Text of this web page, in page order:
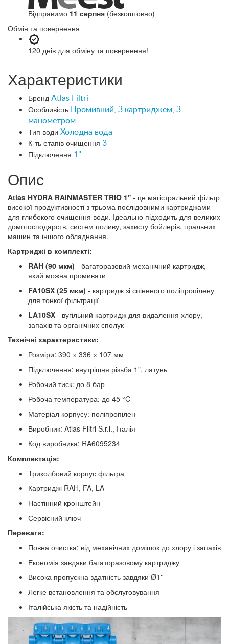
Відправимо 11 серпня (безкоштовно)
Обмін та повернення
120 днів для обміну та повернення!
Характеристики
Бренд Atlas Filtri
Особливість
Промивний, З картриджем, З
манометром
Тип води Холодна вода
К-ть етапів очищення 3
Підключення 1"
Опис
Atlas HYDRA RAINMASTER TRIO 1'' - це магістральний фільтр
високої продуктивності з трьома послідовними картриджами
для глибокого очищення води. Ідеально підходить для великих
домогосподарств, систем поливу, захисту бойлерів, пральних
машин та іншого обладнання.
Картриджі в комплекті:
RAH (90 мкм) - багаторазовий механічний картридж,
який можна промивати
FA10SX (25 мкм) - картридж зі спіненого поліпропілену
для тонкої фільтрації
LA10SX - вугільний картридж для видалення хлору,
запахів та органічних сполук
Технічні характеристики:
Розміри: 390 × 336 × 107 мм
Підключення: внутрішня різьба 1", латунь
Робочий тиск: до 8 бар
Робоча температура: до 45 °C
Матеріал корпусу: поліпропілен
Виробник: Atlas Filtri S.r.l., Італія
Код виробника: RA6095234
Комплектація:
Триколбовий корпус фільтра
Картриджі RAH, FA, LA
Настінний кронштейн
Сервісний ключ
Переваги:
Повна очистка: від механічних домішок до хлору і запахів
Економія завдяки багаторазовому картриджу
Висока пропускна здатність завдяки Ø1''
Легке встановлення та обслуговування
Італійська якість та надійність